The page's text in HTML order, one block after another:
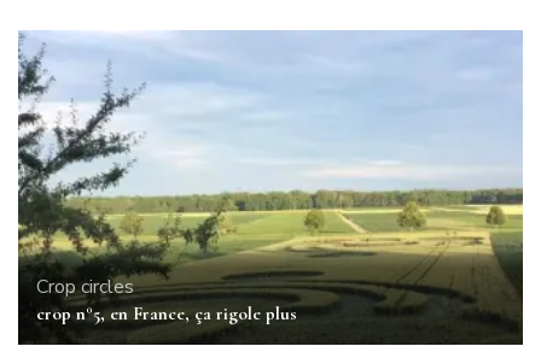
Crop circles
crop n°5, en France, ça rigole plus